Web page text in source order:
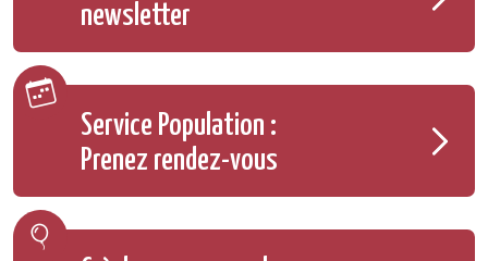
newsletter
Service Population :
Prenez rendez-vous